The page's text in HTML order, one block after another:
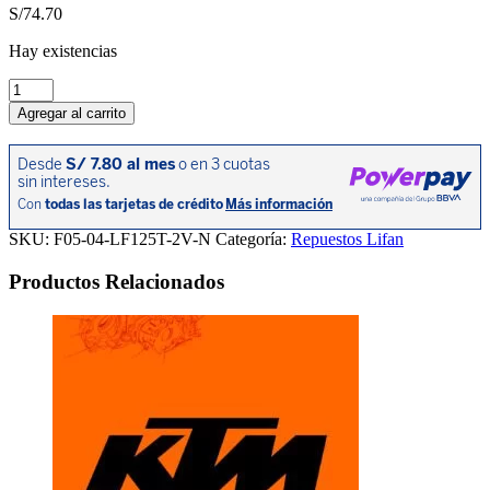
S/74.70
Hay existencias
CARENADO
POS.
IZQ.
NEGRO
2017
LF125T-
2V
cantidad
Agregar al carrito
SKU: F05-04-LF125T-2V-N Categoría: Repuestos Lifan
Productos Relacionados